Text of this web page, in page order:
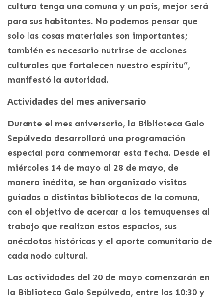
cultura tenga una comuna y un país, mejor será
para sus habitantes. No podemos pensar que
solo las cosas materiales son importantes;
también es necesario nutrirse de acciones
culturales que fortalecen nuestro espíritu”,
manifestó la autoridad.
Actividades del mes aniversario
Durante el mes aniversario, la Biblioteca Galo
Sepúlveda desarrollará una programación
especial para conmemorar esta fecha. Desde el
miércoles 14 de mayo al 28 de mayo, de
manera inédita, se han organizado visitas
guiadas a distintas bibliotecas de la comuna,
con el objetivo de acercar a los temuquenses al
trabajo que realizan estos espacios, sus
anécdotas históricas y el aporte comunitario de
cada nodo cultural.
Las actividades del 20 de mayo comenzarán en
la Biblioteca Galo Sepúlveda, entre las 10:30 y